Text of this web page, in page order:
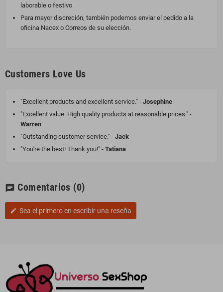
laborable o festivo
Para mayor discreción, también podemos enviar el pedido a la
oficina Nacex o Correos de su elección.
Customers Love Us
"Excellent products and excellent service." - Josephine
"Excellent value. High quality products at reasonable prices." -
Warren
"Outstanding customer service." - Jack
"You're the best! Thank you!" - Tatiana
chat Comentarios (0)
edit Sea el primero en escribir una reseña